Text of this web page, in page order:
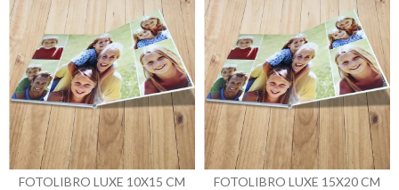
FOTOLIBRO LUXE 10X15 CM
FOTOLIBRO LUXE 15X20 CM